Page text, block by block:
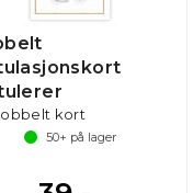
kort
50+ på lager